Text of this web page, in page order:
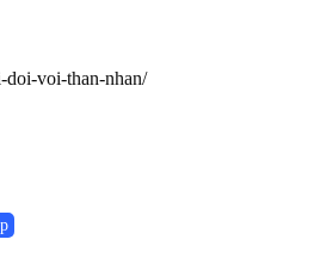
doi-voi-than-nhan/